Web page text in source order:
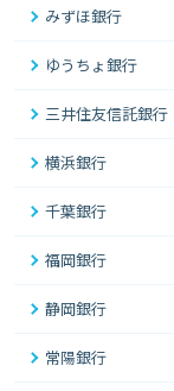
みずほ銀行
ゆうちょ銀行
三井住友信託銀行
横浜銀行
千葉銀行
福岡銀行
静岡銀行
常陽銀行